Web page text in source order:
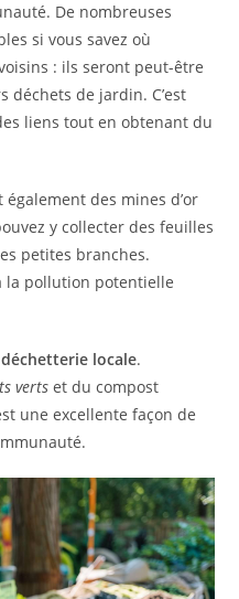
De nombreuses
si vous savez où
: ils seront peut-être
déchets de jardin. C’est
liens tout en obtenant du
des mines d’or
y collecter des feuilles
petites branches.
la pollution potentielle
déchetterie locale.
verts et du compost
une excellente façon de